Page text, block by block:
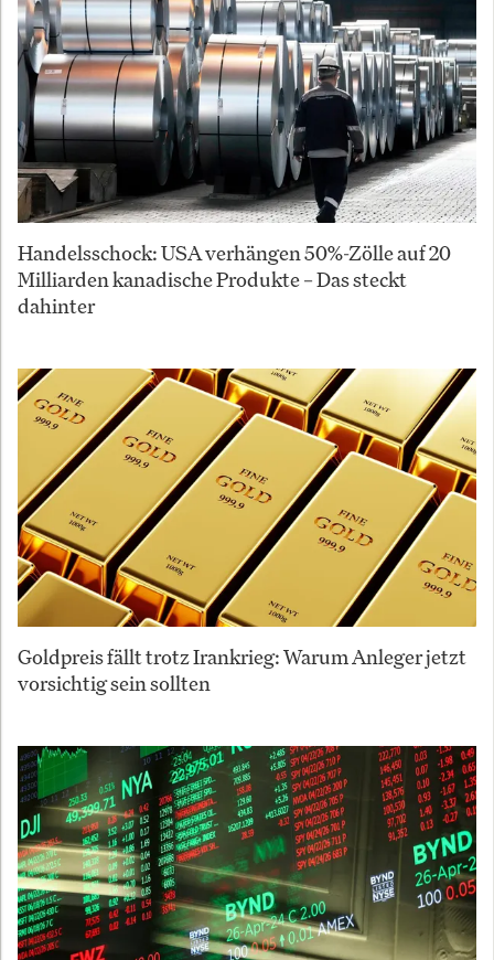
Handelsschock: USA verhängen 50%-Zölle auf 20
Milliarden kanadische Produkte – Das steckt
dahinter
Goldpreis fällt trotz Irankrieg: Warum Anleger jetzt
vorsichtig sein sollten